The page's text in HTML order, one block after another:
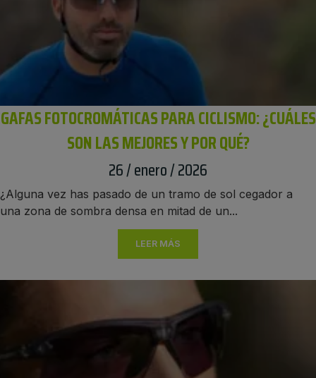
GAFAS FOTOCROMÁTICAS PARA CICLISMO: ¿CUÁLES
SON LAS MEJORES Y POR QUÉ?
26 / enero / 2026
¿Alguna vez has pasado de un tramo de sol cegador a
una zona de sombra densa en mitad de un...
LEER MÁS